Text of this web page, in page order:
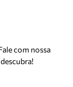
com nossa